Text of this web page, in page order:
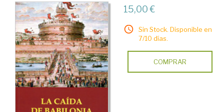
15,00 €
Sin Stock. Disponible en
7/10 días.
COMPRAR